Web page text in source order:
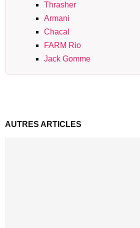
Thrasher
Armani
Chacal
FARM Rio
Jack Gomme
AUTRES ARTICLES